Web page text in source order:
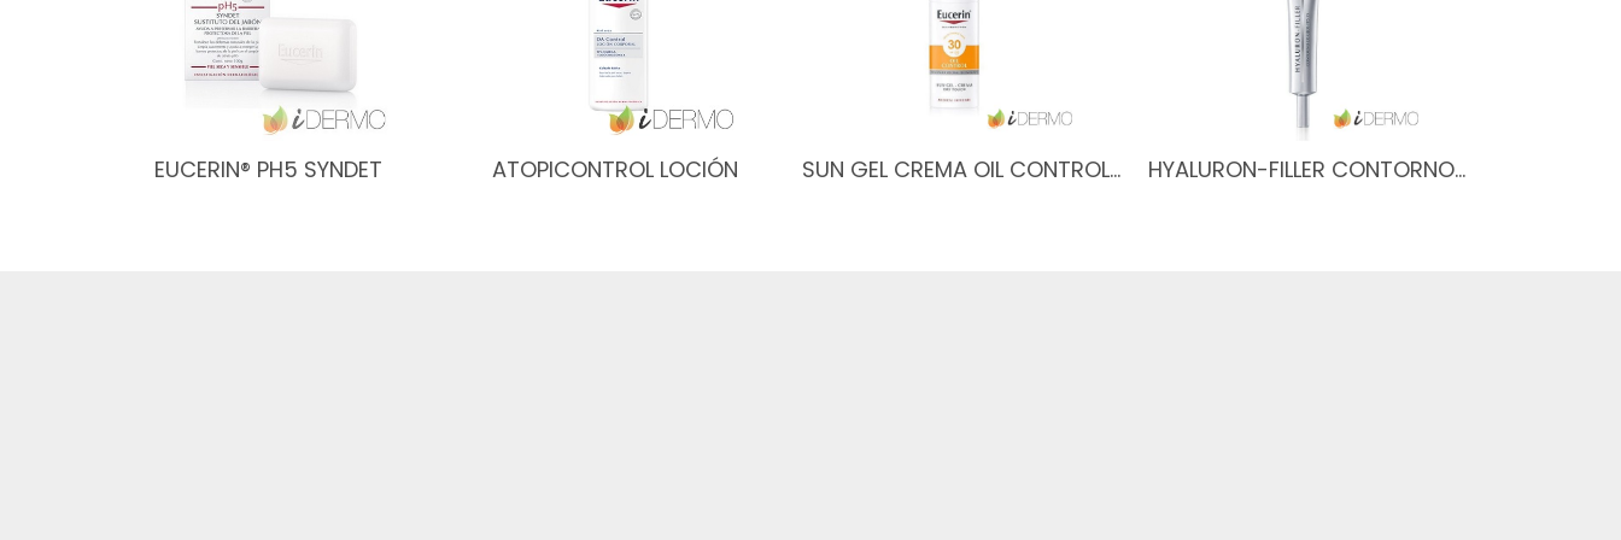
EUCERIN® PH5 SYNDET ATOPICONTROL LOCIÓN SUN GEL CREMA OIL CONTROL… HYALURON-FILLER CONTORNO…